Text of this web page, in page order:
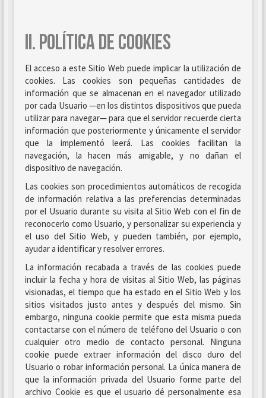
II. POLÍTICA DE COOKIES
El acceso a este Sitio Web puede implicar la utilización de
cookies. Las cookies son pequeñas cantidades de
información que se almacenan en el navegador utilizado
por cada Usuario —en los distintos dispositivos que pueda
utilizar para navegar— para que el servidor recuerde cierta
información que posteriormente y únicamente el servidor
que la implementó leerá. Las cookies facilitan la
navegación, la hacen más amigable, y no dañan el
dispositivo de navegación.
Las cookies son procedimientos automáticos de recogida
de información relativa a las preferencias determinadas
por el Usuario durante su visita al Sitio Web con el fin de
reconocerlo como Usuario, y personalizar su experiencia y
el uso del Sitio Web, y pueden también, por ejemplo,
ayudar a identificar y resolver errores.
La información recabada a través de las cookies puede
incluir la fecha y hora de visitas al Sitio Web, las páginas
visionadas, el tiempo que ha estado en el Sitio Web y los
sitios visitados justo antes y después del mismo. Sin
embargo, ninguna cookie permite que esta misma pueda
contactarse con el número de teléfono del Usuario o con
cualquier otro medio de contacto personal. Ninguna
cookie puede extraer información del disco duro del
Usuario o robar información personal. La única manera de
que la información privada del Usuario forme parte del
archivo Cookie es que el usuario dé personalmente esa